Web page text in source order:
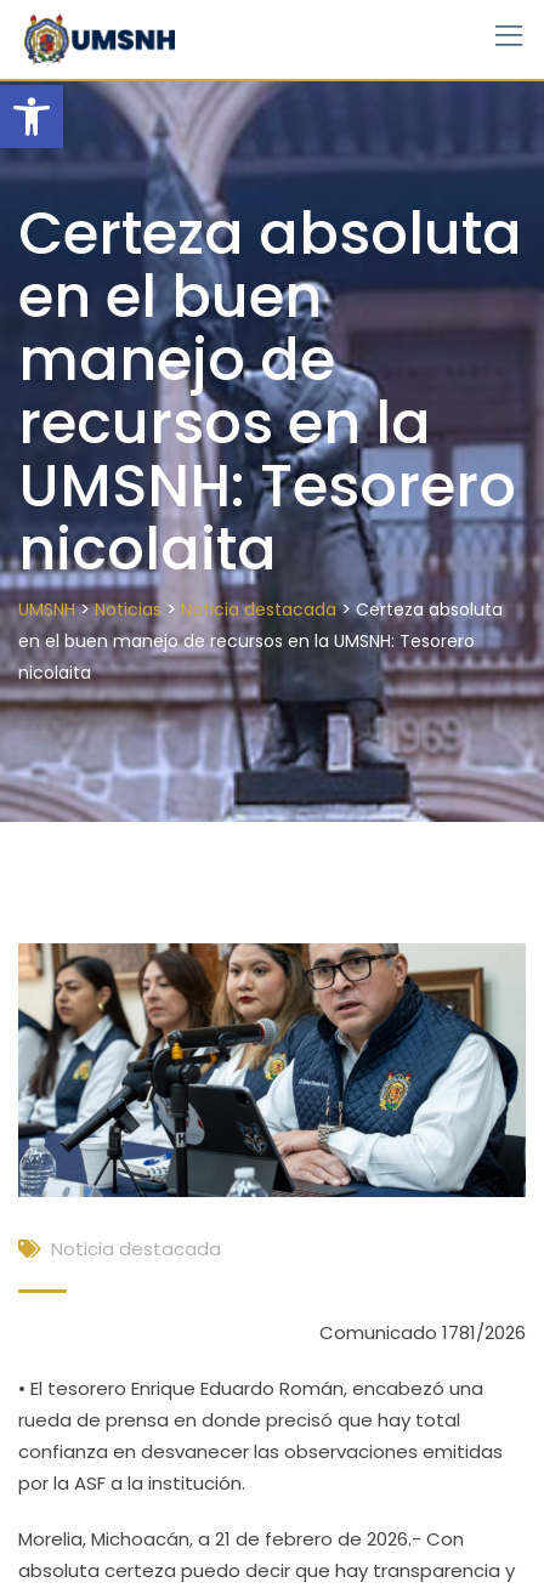
Open toolbar
Skip
content
Certeza absoluta
en el buen
manejo de
recursos en la
UMSNH: Tesorero
nicolaita
UMSNH>Noticias > Noticia destacada>Certeza absoluta
en el buen manejo de recursos en la UMSNH: Tesorero
nicolaita
Noticia destacada
Comunicado 1781/2026
• El tesorero Enrique Eduardo Román, encabezó una
rueda de prensa en donde precisó que hay total
confianza en desvanecer las observaciones emitidas
por la ASF a la institución.
Morelia, Michoacán, a 21 de febrero de 2026.- Con
absoluta certeza puedo decir que hay transparencia y